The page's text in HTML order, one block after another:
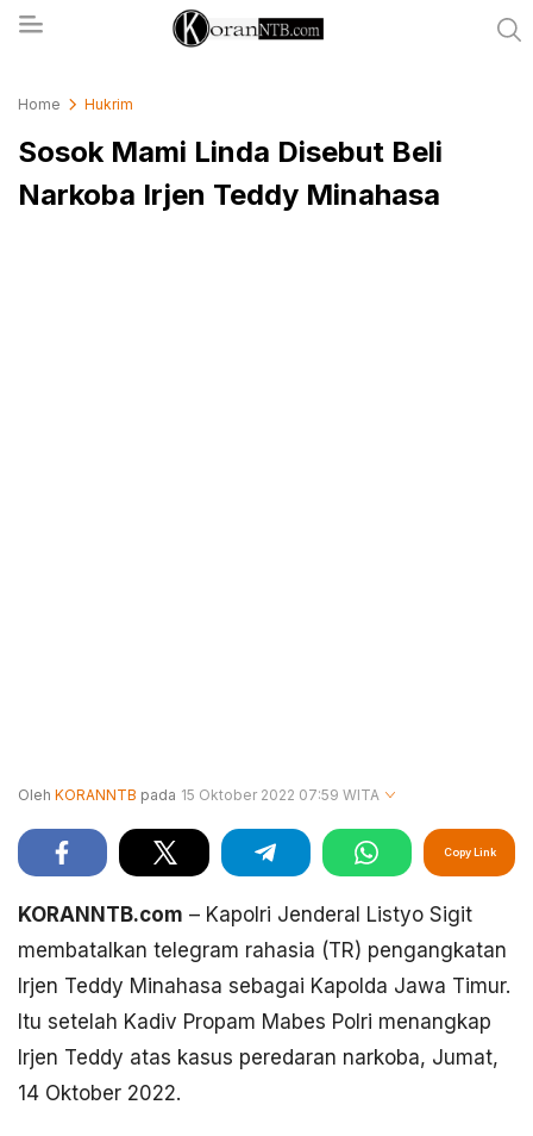
Home Hukrim
Sosok Mami Linda Disebut Beli
Narkoba Irjen Teddy Minahasa
Oleh KORANNTB pada 15 Oktober 2022 07:59 WITA
Copy Link
KORANNTB.com – Kapolri Jenderal Listyo Sigit
membatalkan telegram rahasia (TR) pengangkatan
Irjen Teddy Minahasa sebagai Kapolda Jawa Timur.
Itu setelah Kadiv Propam Mabes Polri menangkap
Irjen Teddy atas kasus peredaran narkoba, Jumat,
14 Oktober 2022.